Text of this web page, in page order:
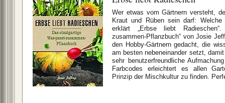
Wer etwas vom Gärtnern versteht,
Kraut und Rüben sein darf:
erklärt „Erbse liebt
zusammen-Pflanzbuch“ von Josie
den Hobby-Gärtnern gedacht, die
am besten nebeneinander setzt,
sehr benutzerfreundliche
Farbcodes erleichtert es allen
Prinzip der Mischkultur zu finden.